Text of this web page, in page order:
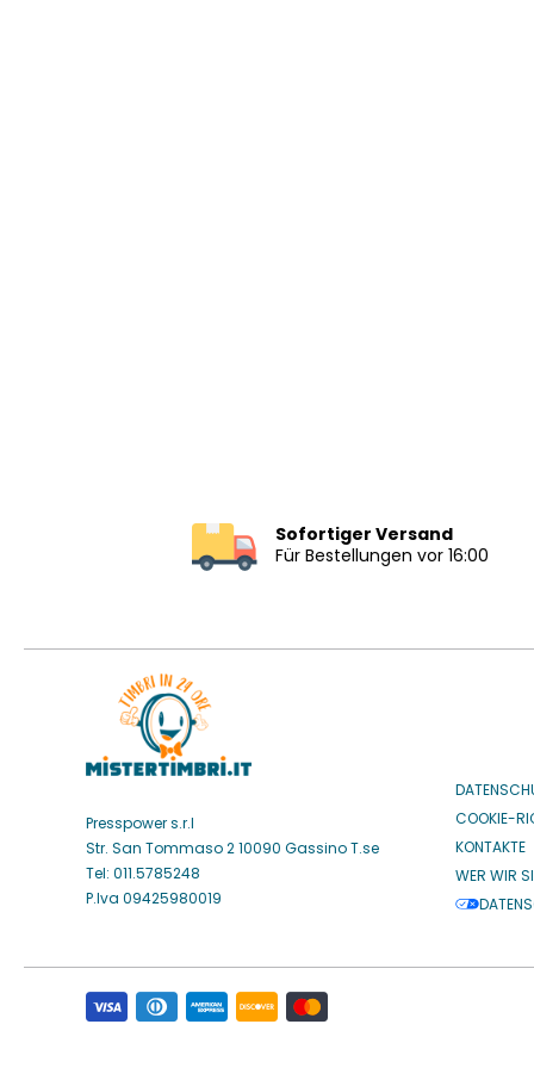
Sofortiger Versand
Für Bestellungen vor 16:00
Presspower s.r.l
Str. San Tommaso 2 10090 Gassino T.se
Tel: 011.5785248
P.Iva 09425980019
COOKIE-
KONTAKTE
WER WIR